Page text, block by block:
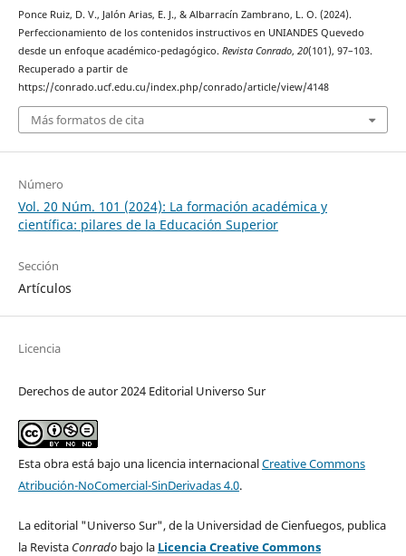
Ponce Ruiz, D. V., Jalón Arias, E. J., & Albarracín Zambrano, L. O. (2024).
Perfeccionamiento de los contenidos instructivos en UNIANDES Quevedo
desde un enfoque académico-pedagógico. Revista Conrado, 20(101), 97–103.
Recuperado a partir de
https://conrado.ucf.edu.cu/index.php/conrado/article/view/4148
Más formatos de cita
Número
Vol. 20 Núm. 101 (2024): La formación académica y
científica: pilares de la Educación Superior
Sección
Artículos
Licencia
Derechos de autor 2024 Editorial Universo Sur
Esta obra está bajo una licencia internacionalCreative Commons
Atribución-NoComercial-SinDerivadas 4.0.
La editorial "Universo Sur", de la Universidad de Cienfuegos, publica
la Revista Conradobajo la Licencia Creative Commons